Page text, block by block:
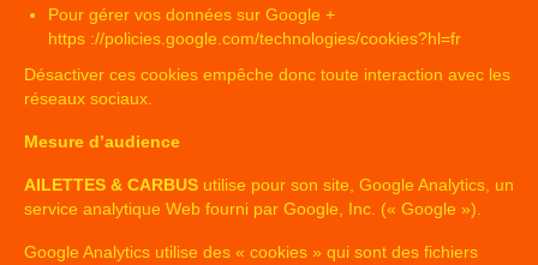
Pour gérer vos données sur Google +
https ://policies.google.com/technologies/cookies?hl=fr
Désactiver ces cookies empêche donc toute interaction avec les
réseaux sociaux.
Mesure d’audience
AILETTES & CARBUS utilise pour son site, Google Analytics, un
service analytique Web fourni par Google, Inc. (« Google »).
Google Analytics utilise des « cookies » qui sont des fichiers